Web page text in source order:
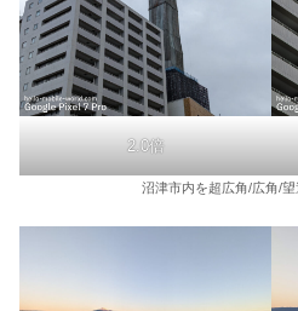
2.0倍
沼津市内を超広角/広角/